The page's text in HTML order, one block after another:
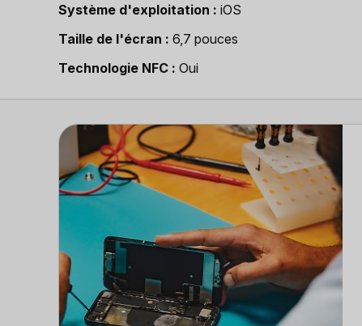
Système d'exploitation
iOS
Taille de l'écran
6,7 pouces
Technologie NFC
Oui